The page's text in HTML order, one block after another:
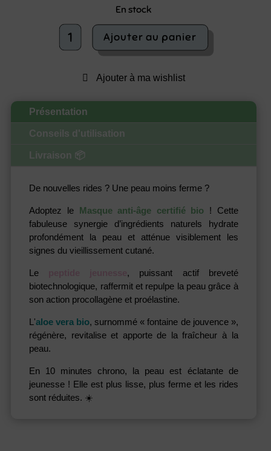
En stock
quantité
Masque
Les
Poulettes
Paris
Ajouter au panier
Ajouter à ma wishlist
Présentation
Conseils d'utilisation
Livraison 📦
De nouvelles rides ? Une peau moins ferme ?
Adoptez le Masque anti-âge certifié bio ! Cette
fabuleuse synergie d’ingrédients naturels hydrate
profondément la peau et atténue visiblement les
signes du vieillissement cutané.
Le
, puissant actif breveté
biotechnologique, raffermit et repulpe la peau grâce à
son action procollagène et proélastine.
L'aloe vera bio, surnommé « fontaine de jouvence »,
régénère, revitalise et apporte de la fraîcheur à la
peau.
En 10 minutes chrono, la peau est éclatante de
jeunesse ! Elle est plus lisse, plus ferme et les rides
sont réduites. ☀️